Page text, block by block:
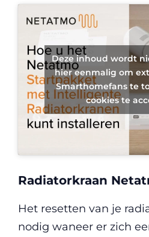
Deze inhoud wordt
hier eenmalig om
Smarthomefans te
cookies te
Radiatorkraan
Het resetten van je
nodig waneer er zich